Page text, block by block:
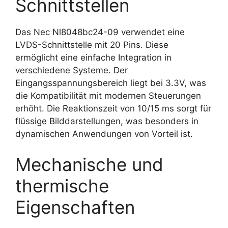
Schnittstellen
Das Nec Nl8048bc24-09 verwendet eine
LVDS-Schnittstelle mit 20 Pins. Diese
ermöglicht eine einfache Integration in
verschiedene Systeme. Der
Eingangsspannungsbereich liegt bei 3.3V, was
die Kompatibilität mit modernen Steuerungen
erhöht. Die Reaktionszeit von 10/15 ms sorgt für
flüssige Bilddarstellungen, was besonders in
dynamischen Anwendungen von Vorteil ist.
Mechanische und
thermische
Eigenschaften